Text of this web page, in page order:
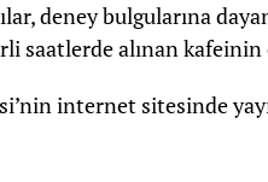
deney bulgularına
saatlerde alınan
internet sitesinde